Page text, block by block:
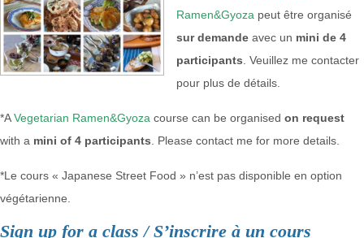
Ramen&Gyoza peut être organisé
sur demande avec un mini de 4
participants. Veuillez me contacter
pour plus de détails.
*AVegetarian Ramen&Gyoza course can be organised on request
with a mini of 4 participants. Please contact me for more details.
*Le cours « Japanese Street Food » n’est pas disponible en option
végétarienne.
Sign up for a class / S’inscrire à un cours